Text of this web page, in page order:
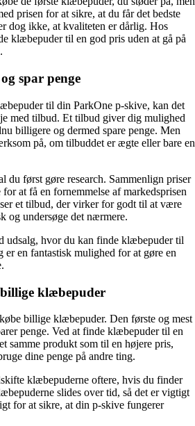
prisen for at sikre, at du får det bedste
dog ikke, at kvaliteten er dårlig. Hos
klæbepuder til en god pris uden at gå på
spar penge
til din ParkOne p-skive, kan det
med tilbud. Et tilbud giver dig mulighed
billigere og dermed spare penge. Men
på, om tilbuddet er ægte eller bare en
du først gøre research. Sammenlign priser
at få en fornemmelse af markedsprisen
et tilbud, der virker for godt til at være
og undersøge det nærmere.
udsalg, hvor du kan finde klæbepuder til
er en fantastisk mulighed for at gøre en
klæbepuder
billige klæbepuder. Den første og mest
penge. Ved at finde klæbepuder til en
samme produkt som til en højere pris,
dine penge på andre ting.
klæbepuderne oftere, hvis du finder
slides over tid, så det er vigtigt
for at sikre, at din p-skive fungerer